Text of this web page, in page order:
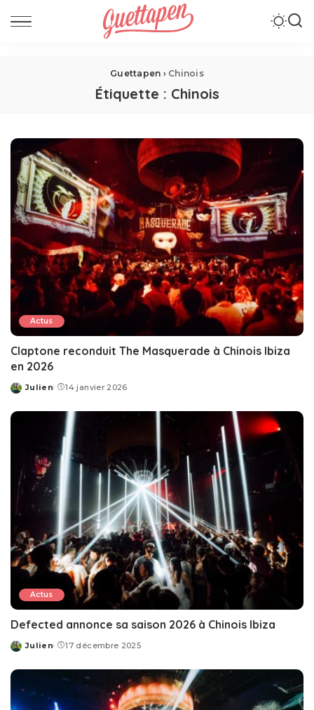
Guettapen › Chinois
Étiquette : Chinois
Actus
Claptone reconduit The Masquerade à Chinois Ibiza
en 2026
Posted
Julien 14 janvier 2026
Actus
Defected annonce sa saison 2026 à Chinois Ibiza
Posted
Julien 17 décembre 2025